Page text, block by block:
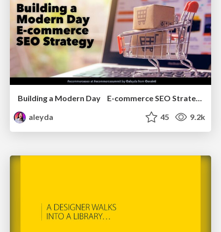
Building a Modern Day E-commerce SEO Strategy
aleyda
45 9.2k